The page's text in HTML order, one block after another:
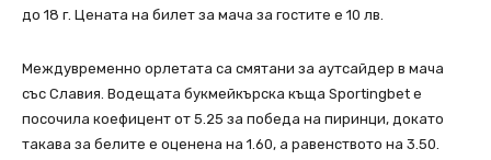
до 18 г. Цената на билет за мача за гостите е 10 лв.
Междувременно орлетата са смятани за аутсайдер в мача
със Славия. Водещата букмейкърска къща Sportingbet е
посочила коефицент от 5.25 за победа на пиринци, докато
такава за белите е оценена на 1.60, а равенството на 3.50.